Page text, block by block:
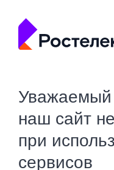
Уважаемый
наш сайт
при
сервисов